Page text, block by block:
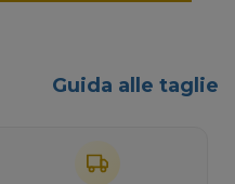
Guida alle taglie